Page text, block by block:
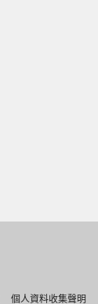
個人資料收集聲明